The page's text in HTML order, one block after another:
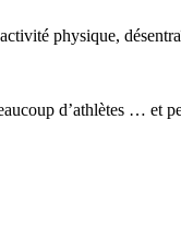
physique,
d’athlètes … et